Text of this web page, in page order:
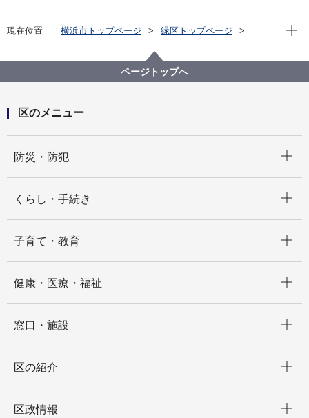
現在位置 横浜市トップページ
緑区トップページ
緑土木事務所
４．どうしてこうなった？ロープが絡みつく
現在
ページトップへ
区のメニュー
防災・防犯
くらし・手続き
子育て・教育
健康・医療・福祉
窓口・施設
区の紹介
区政情報